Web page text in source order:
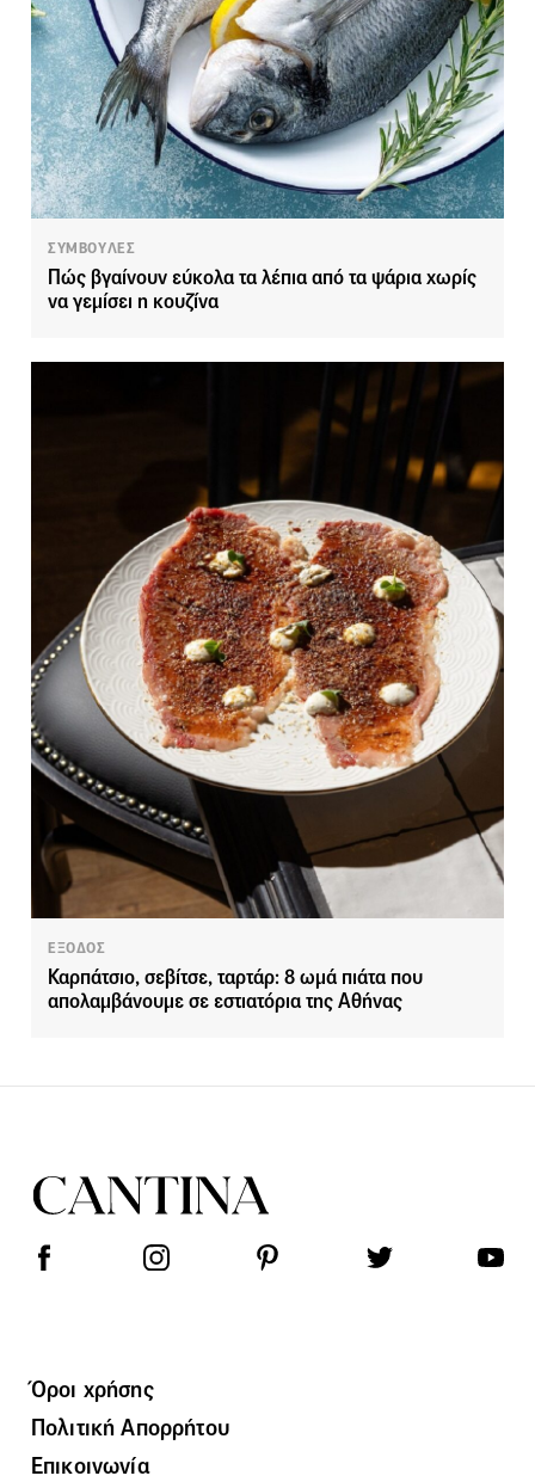
ΣΥΜΒΟΥΛΕΣ
Πώς βγαίνουν εύκολα τα λέπια από τα ψάρια χωρίς
να γεμίσει η κουζίνα
ΕΞΟΔΟΣ
Καρπάτσιο, σεβίτσε, ταρτάρ: 8 ωμά πιάτα που
απολαμβάνουμε σε εστιατόρια της Αθήνας
Όροι χρήσης
Πολιτική Απορρήτου
Επικοινωνία